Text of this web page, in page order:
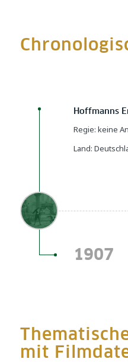
Hoffmanns
Regie: keine
Land:
1907
mit